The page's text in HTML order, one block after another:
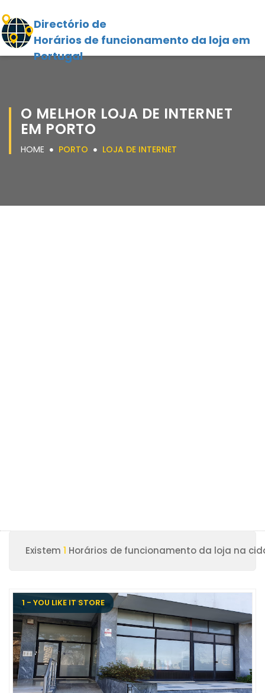
Directório de
Horários de funcionamento da loja em
Portugal
O MELHOR LOJA DE INTERNET
EM PORTO
HOME PORTO LOJA DE INTERNET
Existem 1 Horários de funcionamento da loja na
1 - YOU LIKE IT STORE